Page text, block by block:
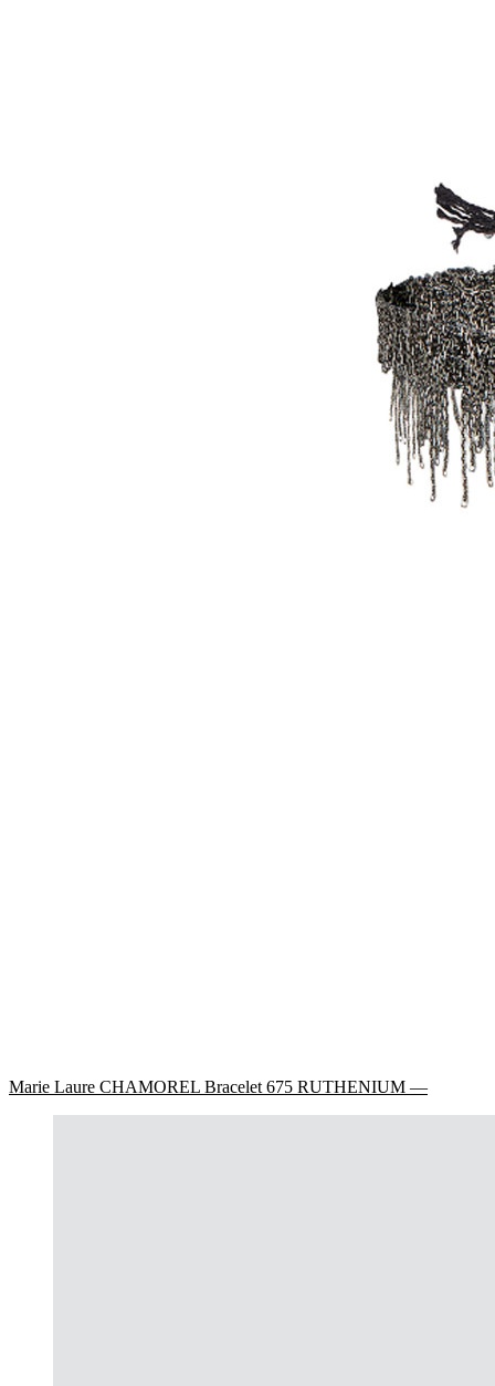
Marie Laure CHAMOREL Bracelet 675 RUTHENIUM —